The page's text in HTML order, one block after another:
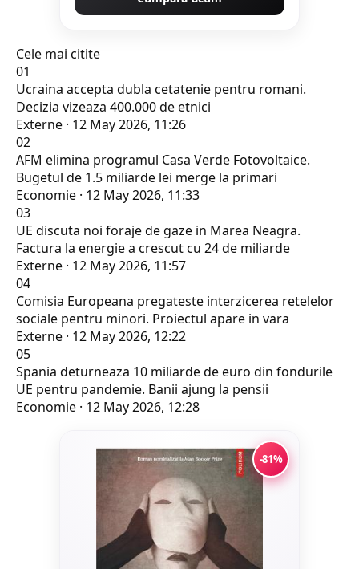
Cele mai citite
01
Ucraina accepta dubla cetatenie pentru romani.
Decizia vizeaza 400.000 de etnici
Externe · 12 May 2026, 11:26
02
AFM elimina programul Casa Verde Fotovoltaice.
Bugetul de 1.5 miliarde lei merge la primari
Economie · 12 May 2026, 11:33
03
UE discuta noi foraje de gaze in Marea Neagra.
Factura la energie a crescut cu 24 de miliarde
Externe · 12 May 2026, 11:57
04
Comisia Europeana pregateste interzicerea retelelor
sociale pentru minori. Proiectul apare in vara
Externe · 12 May 2026, 12:22
05
Spania deturneaza 10 miliarde de euro din fondurile
UE pentru pandemie. Banii ajung la pensii
Economie · 12 May 2026, 12:28
-81%